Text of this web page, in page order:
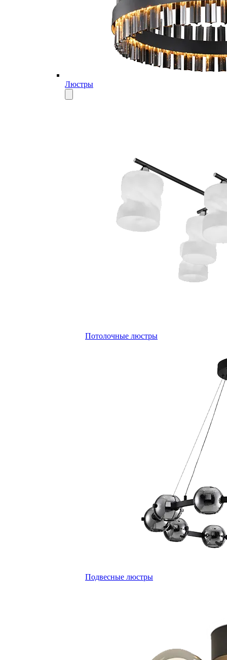
Люстры
Потолочные люстры
Подвесные люстры